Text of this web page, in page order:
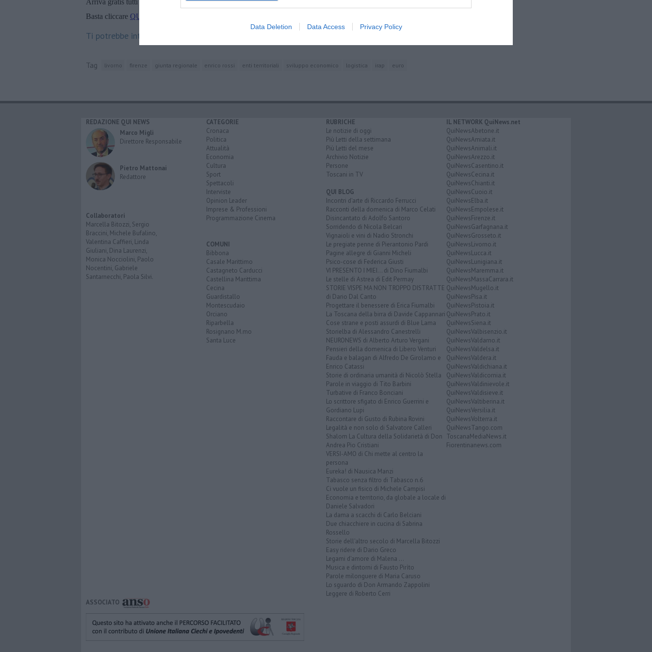
Data Deletion Data Access Privacy Policy
Basta cliccare QUI
Ti potrebbe interessare anche:
Tag livorno firenze giunta regionale enrico rossi enti territoriali sviluppo economico logistica irap euro
REDAZIONE QUI NEWS
Marco Migli
Direttore Responsabile
Pietro Mattonai
Redattore
Collaboratori
Marcella Bitozzi, Sergio
Braccini, Michele Bufalino,
Valentina Caffieri, Linda
Giuliani, Dina Laurenzi,
Monica Nocciolini, Paolo
Nocentini, Gabriele
Santarnecchi, Paola Silvi.
CATEGORIE
Cronaca
Politica
Attualità
Economia
Cultura
Sport
Spettacoli
Interviste
Opinion Leader
Imprese & Professioni
Programmazione Cinema
COMUNI
Bibbona
Casale Marittimo
Castagneto Carducci
Castellina Marittima
Cecina
Guardistallo
Montescudaio
Orciano
Riparbella
Rosignano M.mo
Santa Luce
RUBRICHE
Le notizie di oggi
Più Letti della settimana
Più Letti del mese
Archivio Notizie
Persone
Toscani in TV
QUI BLOG
Incontri d'arte di Riccardo Ferrucci
Racconti della domenica di Marco Celati
Disincantato di Adolfo Santoro
Sorridendo di Nicola Belcari
Vignaioli e vini di Nadio Stronchi
Le pregiate penne di Pierantonio Pardi
Pagine allegre di Gianni Micheli
Psico-cose di Federica Giusti
VI PRESENTO I MIEI... di Dino Fiumalbi
Le stelle di Astrea di Edit Permay
STORIE VISPE MA NON TROPPO DISTRATTE
di Dario Dal Canto
Progettare il benessere di Erica Fiumalbi
La Toscana della birra di Davide Cappannari
Cose strane e posti assurdi di Blue Lama
Storielba di Alessandro Canestrelli
NEURONEWS di Alberto Arturo Vergani
Pensieri della domenica di Libero Venturi
Fauda e balagan di Alfredo De Girolamo e
Enrico Catassi
Storie di ordinaria umanità di Nicolò Stella
Parole in viaggio di Tito Barbini
Turbative di Franco Bonciani
Lo scrittore sfigato di Enrico Guerrini e
Gordiano Lupi
Raccontare di Gusto di Rubina Rovini
Legalità e non solo di Salvatore Calleri
Shalom La Cultura della Solidarietà di Don
Andrea Pio Cristiani
VERSI-AMO di Chi mette al centro la
persona
Eureka! di Nausica Manzi
Tabasco senza filtro di Tabasco n.6
Ci vuole un fisico di Michele Campisi
Economia e territorio, da globale a locale di
Daniele Salvadori
La dama a scacchi di Carlo Belciani
Due chiacchiere in cucina di Sabrina
Rossello
Storie dell'altro secolo di Marcella Bitozzi
Easy ridere di Dario Greco
Legami d'amore di Malena ...
Musica e dintorni di Fausto Pirìto
Parole milonguere di Maria Caruso
Lo sguardo di Don Armando Zappolini
Leggere di Roberto Cerri
IL NETWORK QuiNews.net
QuiNewsAbetone.it
QuiNewsAmiata.it
QuiNewsAnimali.it
QuiNewsArezzo.it
QuiNewsCasentino.it
QuiNewsCecina.it
QuiNewsChianti.it
QuiNewsCuoio.it
QuiNewsElba.it
QuiNewsEmpolese.it
QuiNewsFirenze.it
QuiNewsGarfagnana.it
QuiNewsGrosseto.it
QuiNewsLivorno.it
QuiNewsLucca.it
QuiNewsLunigiana.it
QuiNewsMaremma.it
QuiNewsMassaCarrara.it
QuiNewsMugello.it
QuiNewsPisa.it
QuiNewsPistoia.it
QuiNewsPrato.it
QuiNewsSiena.it
QuiNewsValbisenzio.it
QuiNewsValdarno.it
QuiNewsValdelsa.it
QuiNewsValdera.it
QuiNewsValdichiana.it
QuiNewsValdicornia.it
QuiNewsValdinievole.it
QuiNewsValdisieve.it
QuiNewsValtiberina.it
QuiNewsVersilia.it
QuiNewsVolterra.it
QuiNewsTango.com
ToscanaMediaNews.it
Fiorentinanews.com
ASSOCIATO